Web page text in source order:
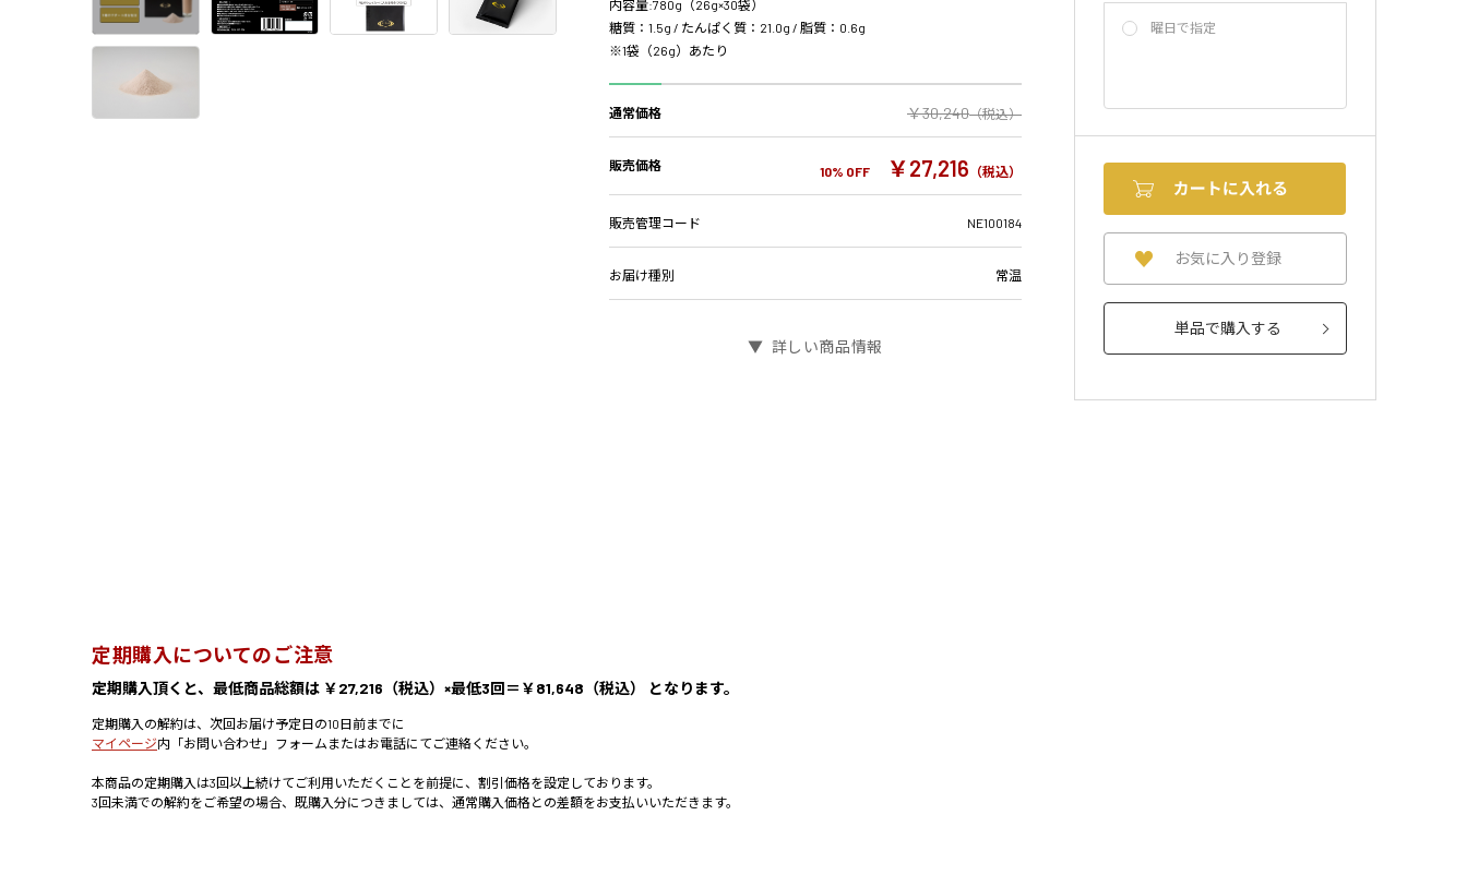
内容量:780g（26g×30袋）
糖質：1.5g / たんぱく質：21.0g / 脂質：0.6g
※1袋（26g）あたり
通常価格 ￥30,240（税込）
販売価格 10% OFF ￥27,216 （税込）
販売管理コード NE100184
お届け種別 常温
詳しい商品情報
曜日で指定
お気に入り登録
単品で購入する
定期購入についてのご注意
定期購入頂くと、最低商品総額は ￥27,216（税込）×最低3回＝￥81,648（税込） となります。
定期購入の解約は、次回お届け予定日の10日前までに
マイページ内「お問い合わせ」フォームまたはお電話にてご連絡ください。
本商品の定期購入は3回以上続けてご利用いただくことを前提に、割引価格を設定しております。
3回未満での解約をご希望の場合、既購入分につきましては、通常購入価格との差額をお支払いいただきます。